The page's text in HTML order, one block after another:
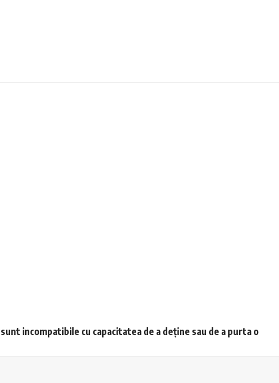
incompatibile cu capacitatea de a deține sau de a purta o